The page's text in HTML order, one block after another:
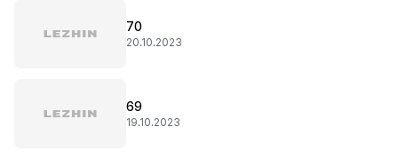
70
20.10.2023
69
19.10.2023